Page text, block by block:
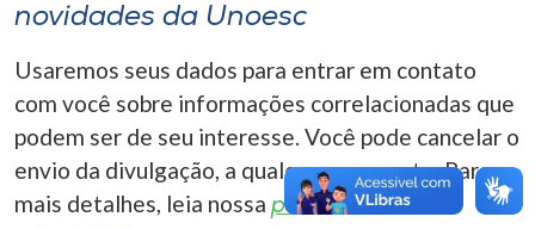
A-
novidades da Unoesc
Usaremos seus dados para entrar em contato
com você sobre informações correlacionadas que
podem ser de seu interesse. Você pode cancelar o
envio da divulgação, a qualquer momento. Para
mais detalhes, leia nossa política de